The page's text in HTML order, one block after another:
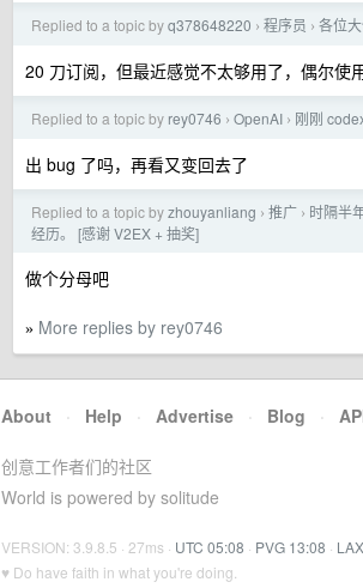
Replied to a topic byq378648220 › 程序员 › 各位
20 刀订阅，但最近感觉不太够用了，偶尔使
Replied to a topic by rey0746 › OpenAI › 刚刚
出 bug 了吗，再看又变回去了
Replied to a topic byzhouyanliang › 推广 › 时隔半
经历。 [感谢 V2EX + 抽奖]
做个分母吧
» More replies by rey0746
About · Help · Advertise · Blog ·
创意工作者们的社区
World is powered by solitude
VERSION: 3.9.8.5 · 27ms · UTC 05:08 · PVG 13:08 ·
♥ Do have faith in what you're doing.